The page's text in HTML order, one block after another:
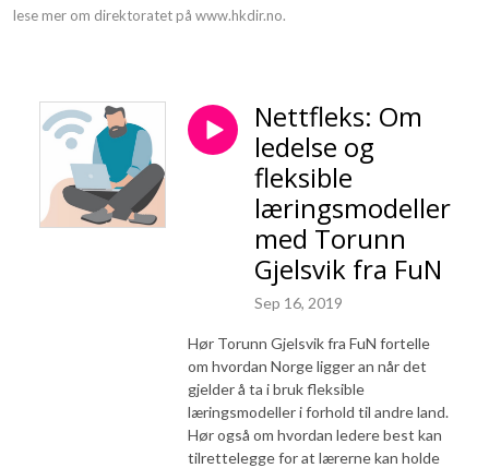
lese mer om direktoratet på www.hkdir.no.
Nettfleks: Om
ledelse og
fleksible
læringsmodeller
med Torunn
Gjelsvik fra FuN
Sep 16, 2019
Hør Torunn Gjelsvik fra FuN fortelle
om hvordan Norge ligger an når det
gjelder å ta i bruk fleksible
læringsmodeller i forhold til andre land.
Hør også om hvordan ledere best kan
tilrettelegge for at lærerne kan holde